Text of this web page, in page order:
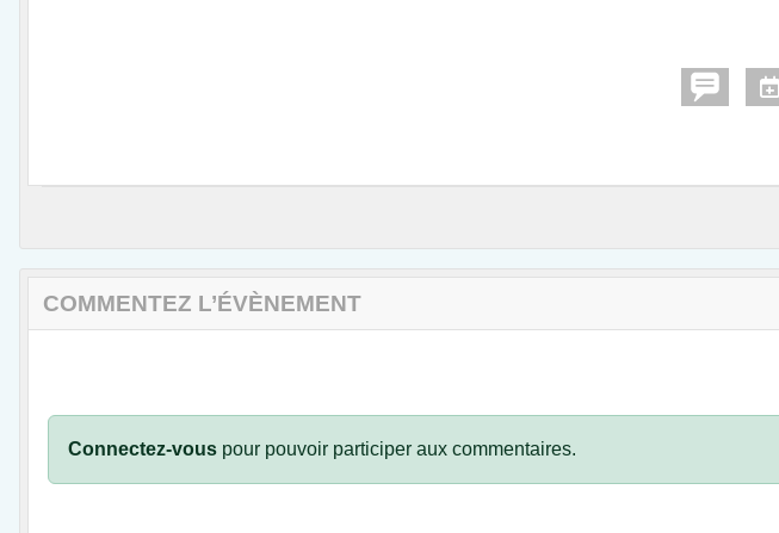
COMMENTEZ L’ÉVÈNEMENT
Connectez-vous pour pouvoir participer aux commentaires.